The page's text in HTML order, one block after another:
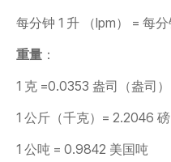
每分钟 1 升 （lpm） = 每
重量 ：
1 克 =0.0353 盎司（盎司）
1 公斤（千克）= 2.2046 磅
1 公吨 = 0.9842 美国吨